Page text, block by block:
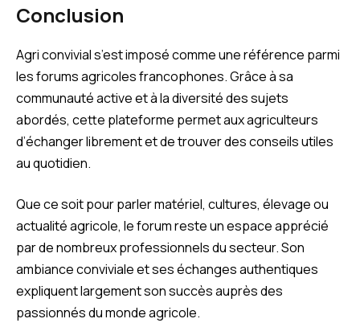
Conclusion
Agri convivial s’est imposé comme une référence parmi
les forums agricoles francophones. Grâce à sa
communauté active et à la diversité des sujets
abordés, cette plateforme permet aux agriculteurs
d’échanger librement et de trouver des conseils utiles
au quotidien.
Que ce soit pour parler matériel, cultures, élevage ou
actualité agricole, le forum reste un espace apprécié
par de nombreux professionnels du secteur. Son
ambiance conviviale et ses échanges authentiques
expliquent largement son succès auprès des
passionnés du monde agricole.